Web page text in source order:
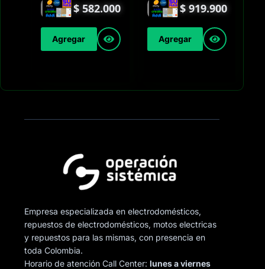
$ 582.000
Agregar
$ 919.900
Agregar
Empresa especializada en electrodomésticos,
repuestos de electrodomésticos, motos electricas
y repuestos para las mismas, con presencia en
toda Colombia.
Horario de atención Call Center:lunes a viernes